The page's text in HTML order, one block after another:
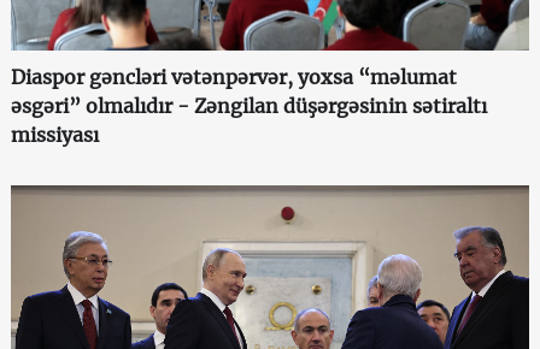
Diaspor gəncləri vətənpərvər, yoxsa “məlumat
əsgəri” olmalıdır - Zəngilan düşərgəsinin sətiraltı
missiyası